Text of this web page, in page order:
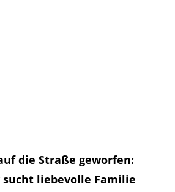
die Straße geworfen:
sucht liebevolle Familie